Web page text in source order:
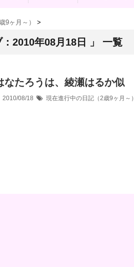
9ヶ月～） >
：2010年08月18日 」 一覧
なたろうは、綾瀬はるか似
2010/08/18 現在進行中の日記（2歳9ヶ月～）